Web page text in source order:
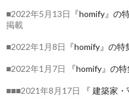
■2022年5月13日 『homify』の
掲載
■2022年1月8日 『homify』の特
■2022年1月7日 『homify』の
■■■2021年8月17日 『 建築家